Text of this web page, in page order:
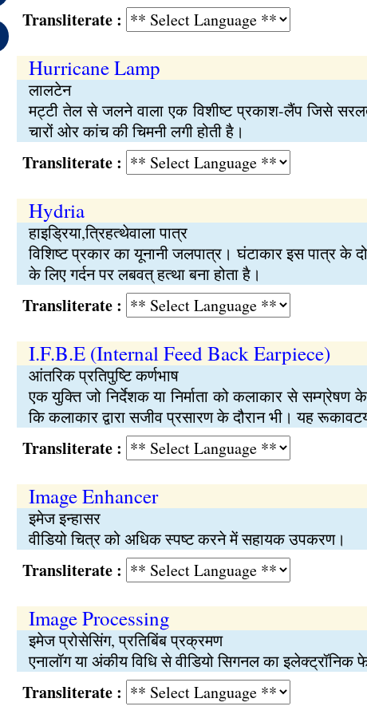
Transliterate :
Hurricane Lamp
लालटेन
मट्टी तेल से जलने वाला एक विशीष्ट प्रकाश-लैंप जिसे
चारों ओर कांच की चिमनी लगी होती है।
Transliterate :
Hydria
हाइड्रिया,त्रिहत्थेवाला पात्र
विशिष्ट प्रकार का यूनानी जलपात्र। घंटाकार इस पात्र के
के लिए गर्दन पर लबवत् हत्था बना होता है।
Transliterate :
I.F.B.E (Internal Feed Back Earpiece)
आंतरिक प्रतिपुष्टि कर्णभाष
एक युक्ति जो निर्देशक या निर्माता को कलाकार से
कि कलाकार द्वारा सजीव प्रसारण के दौरान भी। यह
Transliterate :
Image Enhancer
इमेज इन्हासर
वीडियो चित्र को अधिक स्पष्ट करने में सहायक उपकरण।
Transliterate :
Image Processing
इमेज प्रोसेसिंग, प्रतिबिंब प्रक्रमण
एनालॉग या अंकीय विधि से वीडियो सिगनल का इलेक्ट्रॉनिक
Transliterate :